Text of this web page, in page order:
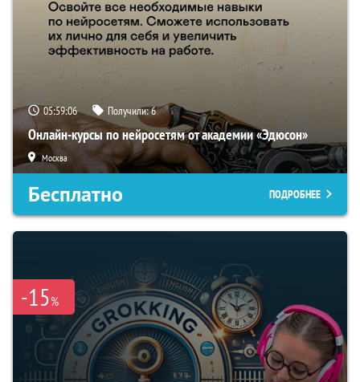
05:59:05 Получили:6
Онлайн-курсы по нейросетям от академии «Эдюсон»
Москва
Бесплатно ПОДРОБНЕЕ
-15%